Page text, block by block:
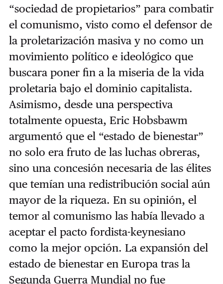
“sociedad de propietarios” para combatir
el comunismo, visto como el defensor de
la proletarización masiva y no como un
movimiento político e ideológico que
buscara poner fin a la miseria de la vida
proletaria bajo el dominio capitalista.
Asimismo, desde una perspectiva
totalmente opuesta, Eric Hobsbawm
argumentó que el “estado de bienestar”
no solo era fruto de las luchas obreras,
sino una concesión necesaria de las élites
que temían una redistribución social aún
mayor de la riqueza. En su opinión, el
temor al comunismo las había llevado a
aceptar el pacto fordista-keynesiano
como la mejor opción. La expansión del
estado de bienestar en Europa tras la
Segunda Guerra Mundial no fue